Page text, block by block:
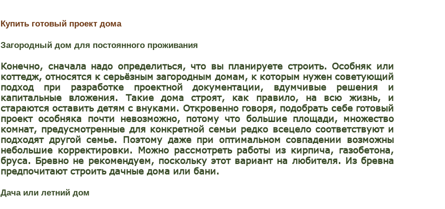
Купить готовый проект дома
Загородный дом для постоянного проживания
Конечно, сначала надо определиться, что вы планируете строить. Особняк или
коттедж, относятся к серьёзным загородным домам, к которым нужен советующий
подход при разработке проектной документации, вдумчивые решения и
капитальные вложения. Такие дома строят, как правило, на всю жизнь, и
стараются оставить детям с внуками. Откровенно говоря, подобрать себе готовый
проект особняка почти невозможно, потому что большие площади, множество
комнат, предусмотренные для конкретной семьи редко всецело соответствуют и
подходят другой семье. Поэтому даже при оптимальном совпадении возможны
небольшие корректировки. Можно рассмотреть работы из кирпича, газобетона,
бруса. Бревно не рекомендуем, поскольку этот вариант на любителя. Из бревна
предпочитают строить дачные дома или бани.
Дача или летний дом